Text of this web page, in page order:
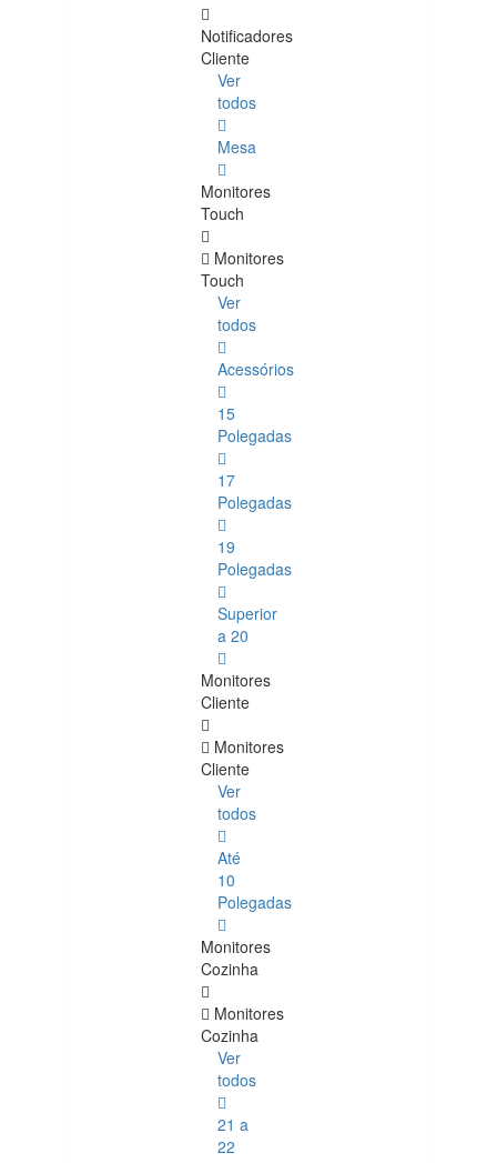
Notificadores
Cliente
Ver
todos
Mesa
Monitores
Touch
Monitores
Touch
Ver
todos
Acessórios
15
Polegadas
17
Polegadas
19
Polegadas
Superior
a 20
Monitores
Cliente
Monitores
Cliente
Ver
todos
Até
10
Polegadas
Monitores
Cozinha
Monitores
Cozinha
Ver
todos
21 a
22